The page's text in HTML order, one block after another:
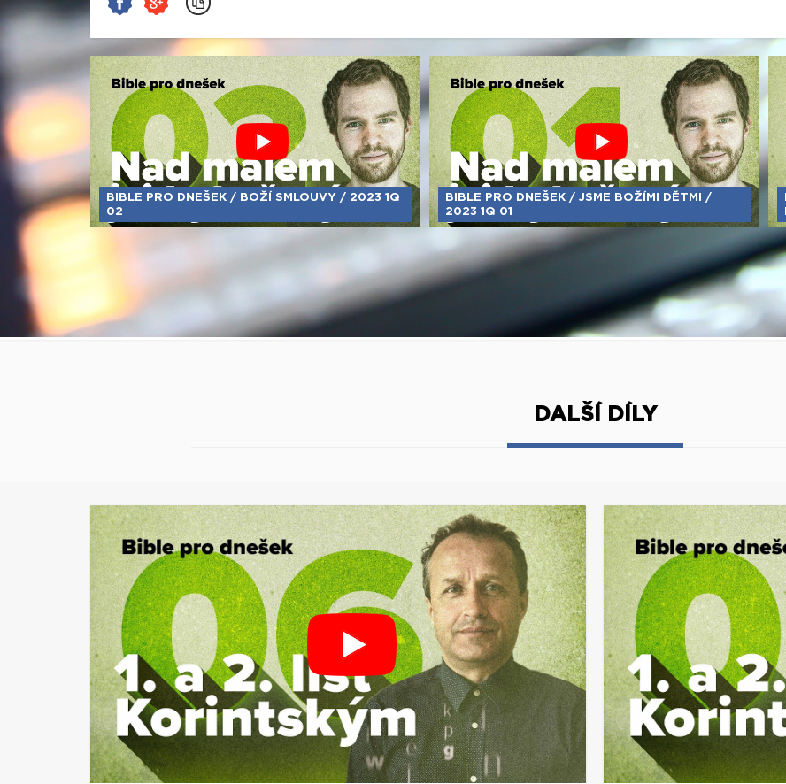
BIBLE PRO DNEŠEK / BOŽÍ SMLOUVY / 2023 1Q
02
BIBLE PRO DNEŠEK / JSME BOŽÍMI DĚTMI /
2023 1Q 01
DALŠÍ DÍLY